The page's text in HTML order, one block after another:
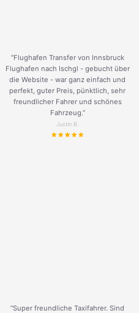
“Flughafen Transfer von Innsbruck
Flughafen nach Ischgl - gebucht über
die Website - war ganz einfach und
perfekt, guter Preis, pünktlich, sehr
freundlicher Fahrer und schönes
Fahrzeug.”
Justin B.
“Super freundliche Taxifahrer. Sind